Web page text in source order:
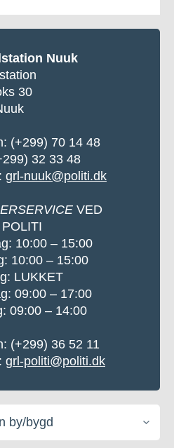
Nuuk
30
(+299) 70 14 48
32 33 48
grl-nuuk@politi.dk
VED
10:00 – 15:00
10:00 – 15:00
LUKKET
09:00 – 17:00
09:00 – 14:00
(+299) 36 52 11
grl-politi@politi.dk